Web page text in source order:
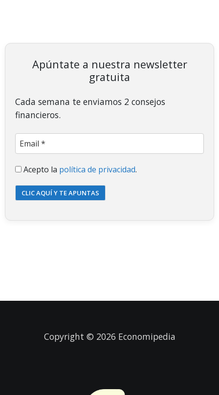
Apúntate a nuestra newsletter
gratuita
Cada semana te enviamos 2 consejos
financieros.
Acepto la política de privacidad.
CLIC AQUÍ Y TE APUNTAS
Copyright © 2026 Economipedia